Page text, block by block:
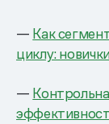
— Как
циклу:
—